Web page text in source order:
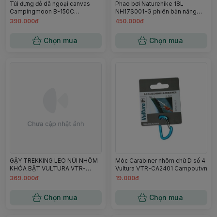
Túi đựng đồ dã ngoại canvas
Campingmoon B-150C
Campoutvn A457
390.000đ
Chọn mua
Phao bơi Naturehike 18L
NH17S001-G phiên bản nâng
cấp đựng điện thoại
450.000đ
Chọn mua
GẬY TREKKING LEO NÚI NHÔM
KHÓA BẬT VULTURA VTR-
TP2503
369.000đ
Chọn mua
Móc Carabiner nhôm chữ D số 4
Vultura VTR-CA2401 Campoutvn
19.000đ
Chọn mua